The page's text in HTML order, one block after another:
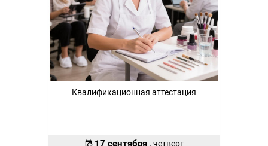
Квалификационная аттестация
17 сентября , четверг